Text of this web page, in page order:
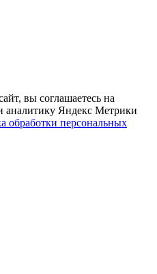
вы соглашаетесь на
аналитику Яндекс Метрики
обработки персональных